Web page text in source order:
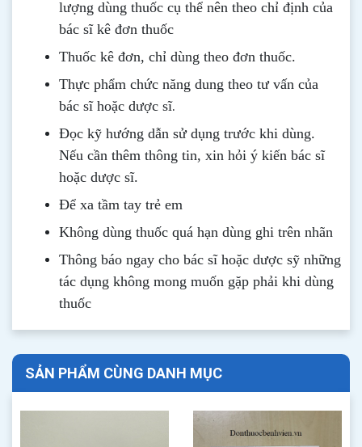
lượng dùng thuốc cụ thể nên theo chỉ định của
bác sĩ kê đơn thuốc
Thuốc kê đơn, chỉ dùng theo đơn thuốc.
Thực phẩm chức năng dung theo tư vấn của
bác sĩ hoặc dược sĩ.
Đọc kỹ hướng dẫn sử dụng trước khi dùng.
Nếu cần thêm thông tin, xin hỏi ý kiến bác sĩ
hoặc dược sĩ.
Để xa tầm tay trẻ em
Không dùng thuốc quá hạn dùng ghi trên nhãn
Thông báo ngay cho bác sĩ hoặc dược sỹ những
tác dụng không mong muốn gặp phải khi dùng
thuốc
SẢN PHẨM CÙNG DANH MỤC